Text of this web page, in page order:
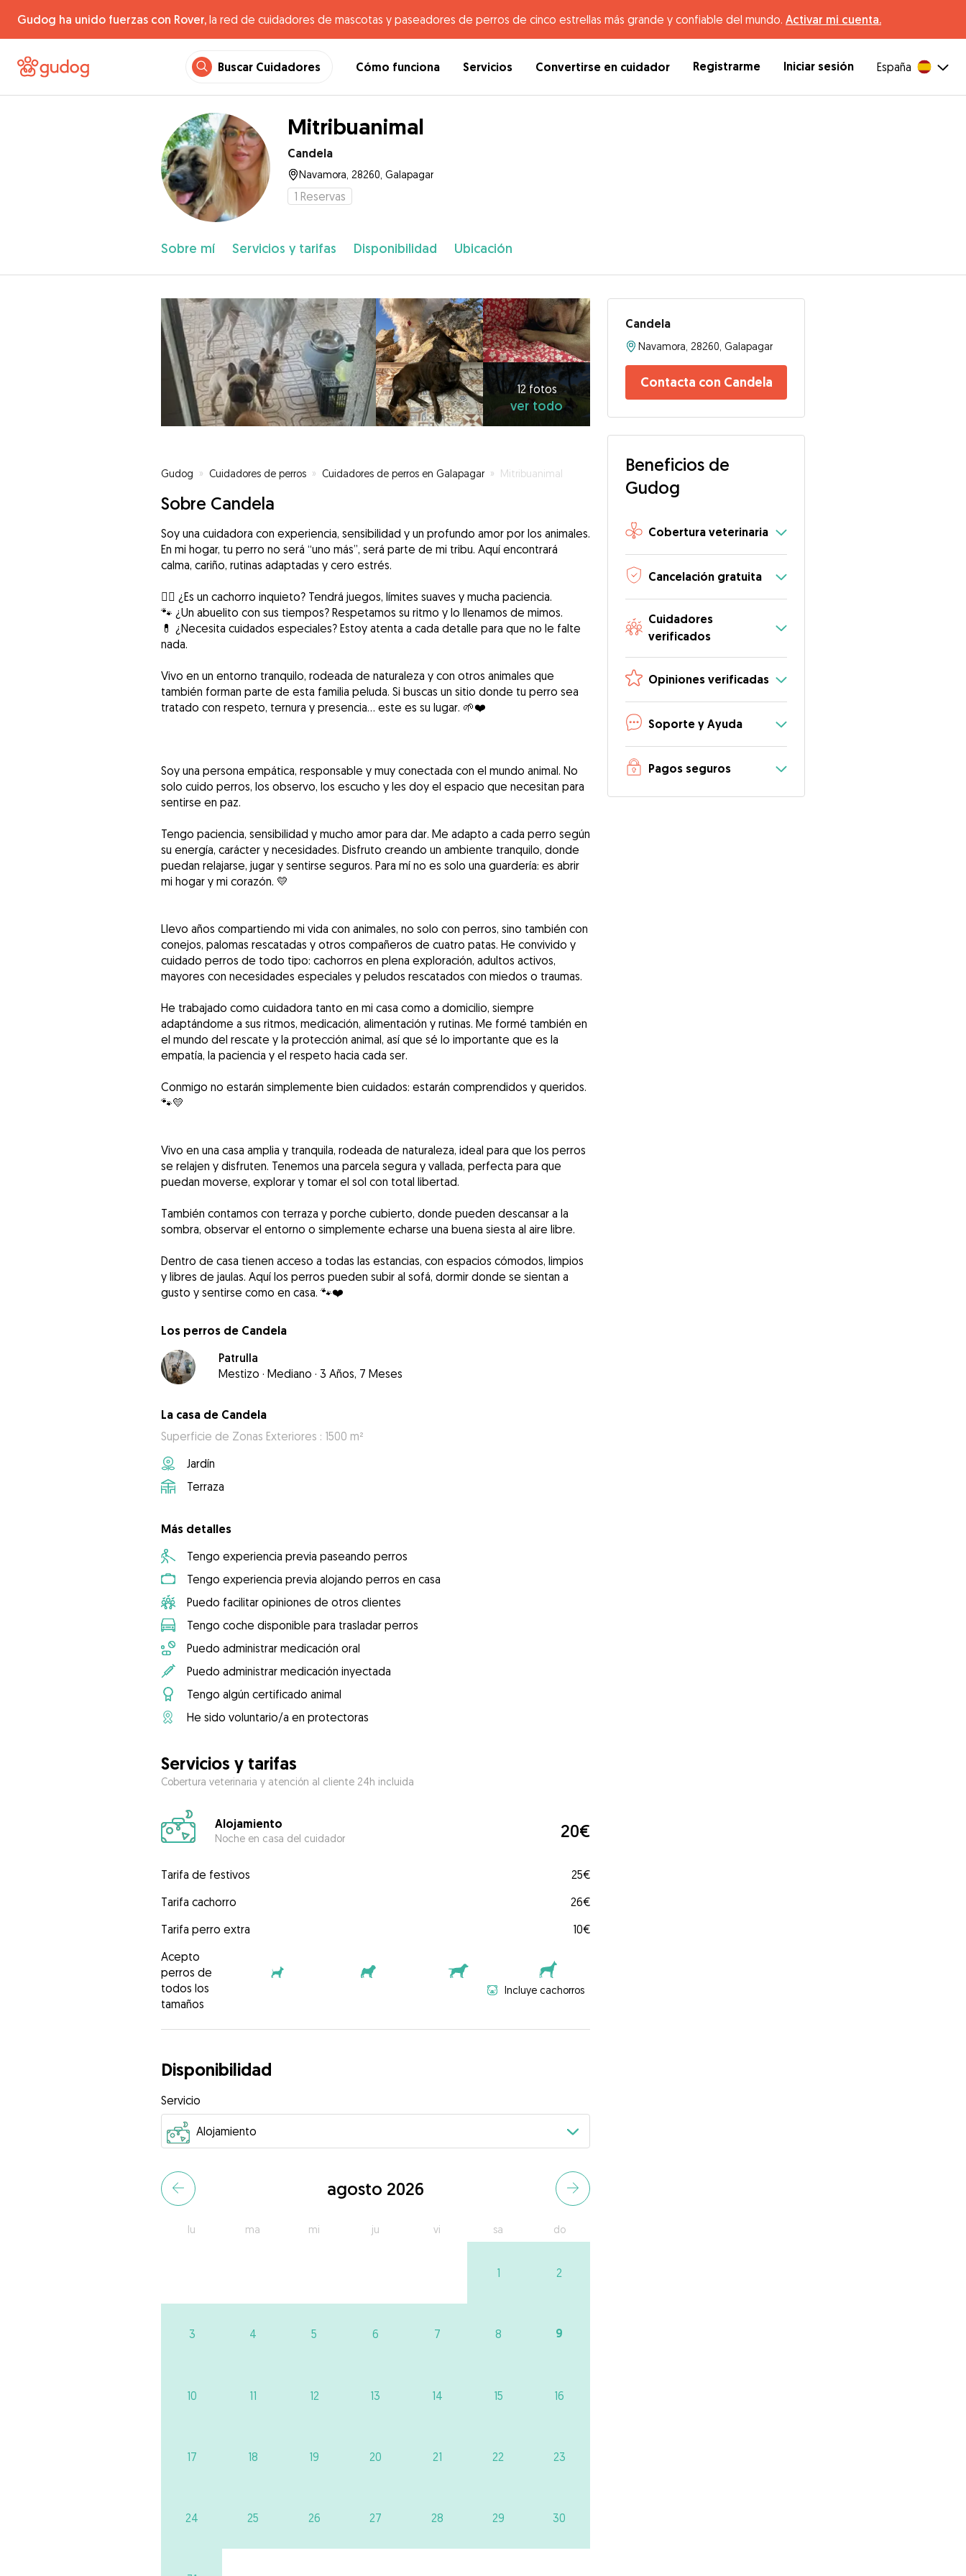
Gudog ha unido fuerzas con Rover, la red de cuidadores de mascotas y paseadores de perros de cinco estrellas más grande y confiable del mundo. Activar mi cuenta.
Buscar Cuidadores Cómo funciona Servicios Convertirse en cuidador Registrarme Iniciar sesión España
Mitribuanimal
Candela
Navamora, 28260, Galapagar
1 Reservas
Sobre mí Servicios y tarifas Disponibilidad Ubicación
12 fotos
ver todo
Gudog » Cuidadores de perros » Cuidadores de perros en Galapagar » Mitribuanimal
Sobre Candela
Soy una cuidadora con experiencia, sensibilidad y un profundo amor por los animales.
En mi hogar, tu perro no será “uno más”, será parte de mi tribu. Aquí encontrará
calma, cariño, rutinas adaptadas y cero estrés.
🐕‍🦺 ¿Es un cachorro inquieto? Tendrá juegos, límites suaves y mucha paciencia.
🐾 ¿Un abuelito con sus tiempos? Respetamos su ritmo y lo llenamos de mimos.
💊 ¿Necesita cuidados especiales? Estoy atenta a cada detalle para que no le falte
nada.
Vivo en un entorno tranquilo, rodeada de naturaleza y con otros animales que
también forman parte de esta familia peluda. Si buscas un sitio donde tu perro sea
tratado con respeto, ternura y presencia… este es su lugar. 🌱❤️
Soy una persona empática, responsable y muy conectada con el mundo animal. No
solo cuido perros, los observo, los escucho y les doy el espacio que necesitan para
sentirse en paz.
Tengo paciencia, sensibilidad y mucho amor para dar. Me adapto a cada perro según
su energía, carácter y necesidades. Disfruto creando un ambiente tranquilo, donde
puedan relajarse, jugar y sentirse seguros. Para mí no es solo una guardería: es abrir
mi hogar y mi corazón. 💛
Llevo años compartiendo mi vida con animales, no solo con perros, sino también con
conejos, palomas rescatadas y otros compañeros de cuatro patas. He convivido y
cuidado perros de todo tipo: cachorros en plena exploración, adultos activos,
mayores con necesidades especiales y peludos rescatados con miedos o traumas.
He trabajado como cuidadora tanto en mi casa como a domicilio, siempre
adaptándome a sus ritmos, medicación, alimentación y rutinas. Me formé también en
el mundo del rescate y la protección animal, así que sé lo importante que es la
empatía, la paciencia y el respeto hacia cada ser.
Conmigo no estarán simplemente bien cuidados: estarán comprendidos y queridos.
🐾💛
Vivo en una casa amplia y tranquila, rodeada de naturaleza, ideal para que los perros
se relajen y disfruten. Tenemos una parcela segura y vallada, perfecta para que
puedan moverse, explorar y tomar el sol con total libertad.
También contamos con terraza y porche cubierto, donde pueden descansar a la
sombra, observar el entorno o simplemente echarse una buena siesta al aire libre.
Dentro de casa tienen acceso a todas las estancias, con espacios cómodos, limpios
y libres de jaulas. Aquí los perros pueden subir al sofá, dormir donde se sientan a
gusto y sentirse como en casa. 🐾❤️
Los perros de Candela
Patrulla
Mestizo · Mediano · 3 Años, 7 Meses
La casa de Candela
Superficie de Zonas Exteriores : 1500 m²
Jardín
Terraza
Más detalles
Tengo experiencia previa paseando perros
Tengo experiencia previa alojando perros en casa
Puedo facilitar opiniones de otros clientes
Tengo coche disponible para trasladar perros
Puedo administrar medicación oral
Puedo administrar medicación inyectada
Tengo algún certificado animal
He sido voluntario/a en protectoras
Servicios y tarifas
Cobertura veterinaria y atención al cliente 24h incluida
Alojamiento
Noche en casa del cuidador 20€
Tarifa de festivos
25€
Tarifa cachorro
26€
Tarifa perro extra
10€
Acepto
perros de
todos los
tamaños
Incluye cachorros
Disponibilidad
Servicio
agosto 2026
lu ma mi ju vi sa do
1 2
3 4 5 6 7 8 9
10 11 12 13 14 15 16
17 18 19 20 21 22 23
24 25 26 27 28 29 30
Candela
Navamora, 28260, Galapagar
Contacta con Candela
Beneficios de
Gudog
Cobertura veterinaria
Cancelación gratuita
Cuidadores
verificados
Opiniones verificadas
Soporte y Ayuda
Pagos seguros